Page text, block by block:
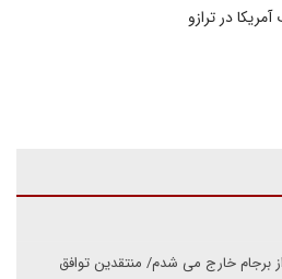
در ترازو
برجام خارج می شدم/ منتقدین توافق